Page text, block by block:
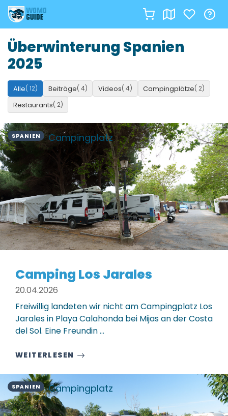
Zum
Inhalt
springen
Überwinterung Spanien
2025
Alle( 12) Beiträge( 4) Videos( 4) Campingplätze( 2)
Restaurants( 2)
SPANIEN Campingplatz
Camping Los Jarales
20.04.2026
Freiwillig landeten wir nicht am Campingplatz Los
Jarales in Playa Calahonda bei Mijas an der Costa
del Sol. Eine Freundin ...
WEITERLESEN
SPANIEN Campingplatz